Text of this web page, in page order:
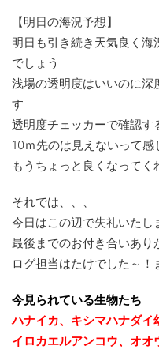
【明日の海況予想】
明日も引き続き天気良く海
でしょう
浅場の透明度はいいのに深
す
透明度チェッカーで確認
10ｍ先のは見えないって感
もうちょっと良くなって
それでは、、、
今日はこの辺で失礼いたし
最後までのお付き合いあり
ログ担当はたけでした～
今見られている生物たち
ハナイカ、キシマハナダイ
イロカエルアンコウ、オオ